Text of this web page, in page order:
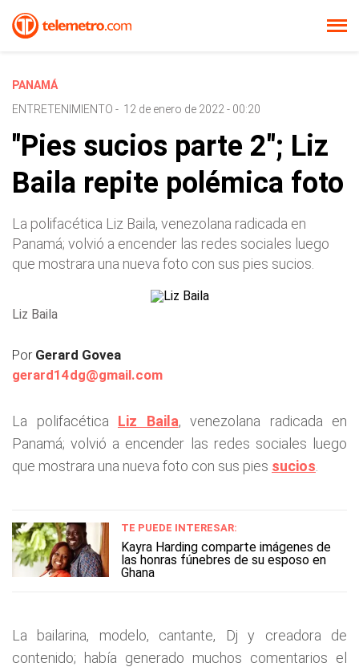
PANAMÁ
ENTRETENIMIENTO - 12 de enero de 2022 - 00:20
"Pies sucios parte 2"; Liz
Baila repite polémica foto
La polifacética Liz Baila, venezolana radicada en
Panamá; volvió a encender las redes sociales luego
que mostrara una nueva foto con sus pies sucios.
Liz Baila
Por Gerard Govea
gerard14dg@gmail.com
La polifacética Liz Baila, venezolana radicada en
Panamá; volvió a encender las redes sociales luego
que mostrara una nueva foto con sus pies sucios
TE PUEDE INTERESAR:
Kayra Harding comparte imágenes de
las honras fúnebres de su esposo en
Ghana
La bailarina, modelo, cantante, Dj y creadora de
contenido; había generado muchos comentarios el